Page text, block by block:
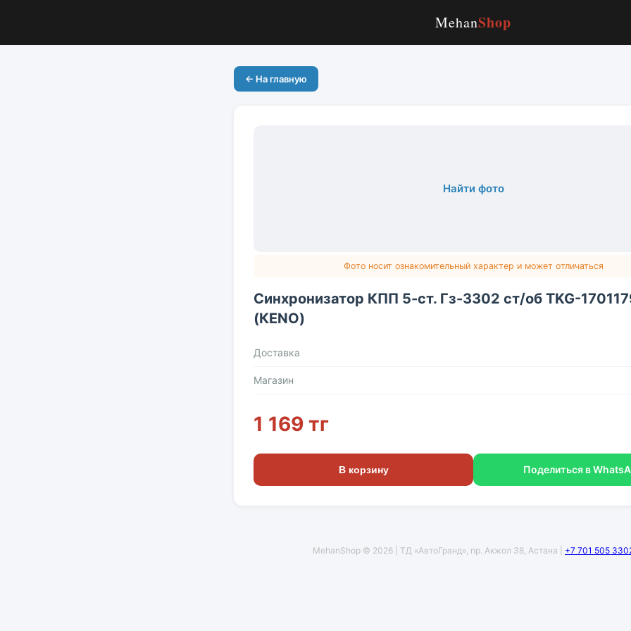
MehanShop
← На главную
Найти фото
Фото носит ознакомительный характер и может отличаться
Синхронизатор КПП 5-ст. Гз-3302 ст/об TKG-
(КЕNО)
Доставка
Магазин
1 169 тг
В корзину Поделиться в
MehanShop © 2026 | ТД «АвтоГранд», пр. Акжол 38, Астана | +7 701 505